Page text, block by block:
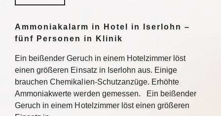
Ammoniakalarm in Hotel in Iserlohn –
fünf Personen in Klinik
Ein beißender Geruch in einem Hotelzimmer löst
einen größeren Einsatz in Iserlohn aus. Einige
brauchen Chemikalien-Schutzanzüge. Erhöhte
Ammoniakwerte werden gemessen. Ein beißender
Geruch in einem Hotelzimmer löst einen größeren